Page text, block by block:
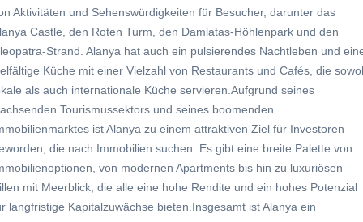
Aktivitäten und Sehenswürdigkeiten für Besucher, darunter das
Castle, den Roten Turm, den Damlatas-Höhlenpark und den
Strand. Alanya hat auch ein pulsierendes Nachtleben und
Küche mit einer Vielzahl von Restaurants und Cafés, die
als auch internationale Küche servieren.Aufgrund seines
Tourismussektors und seines boomenden
ist Alanya zu einem attraktiven Ziel für Investoren
die nach Immobilien suchen. Es gibt eine breite Palette von
von modernen Apartments bis hin zu luxuriösen
mit Meerblick, die alle eine hohe Rendite und ein hohes Potenzial
langfristige Kapitalzuwächse bieten.Insgesamt ist Alanya ein